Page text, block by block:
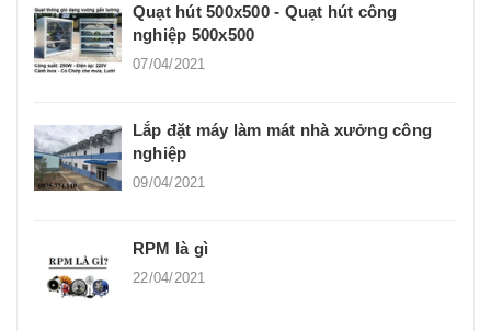
Quạt hút 500x500 - Quạt hút công
nghiệp 500x500
07/04/2021
Lắp đặt máy làm mát nhà xưởng công
nghiệp
09/04/2021
RPM là gì
22/04/2021